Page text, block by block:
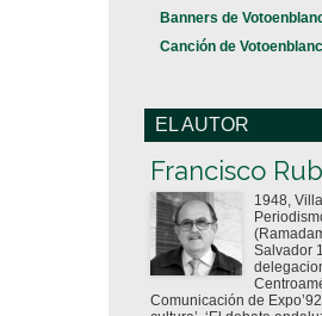
Banners de
Canción de
EL AUTOR
Francisco
1948,
Salvador
Comunicación de